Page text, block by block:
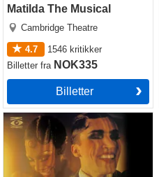
Matilda The Musical
Cambridge Theatre
4.7 1546 kritikker
Billetterfra NOK335
Billetter
Cabaret